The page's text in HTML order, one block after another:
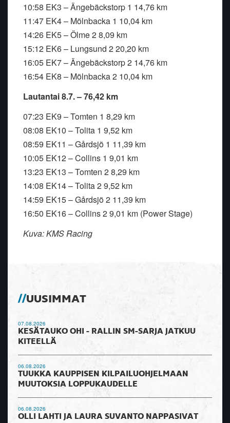
10:58 EK3 – Ängebäckstorp 1 14,76 km
11:47 EK4 – Mölnbacka 1 10,04 km
14:26 EK5 – Ölme 2 8,09 km
15:12 EK6 – Lungsund 2 20,20 km
16:05 EK7 – Ängebäckstorp 2 14,76 km
16:54 EK8 – Mölnbacka 2 10,04 km
Lautantai 8.7. – 76,42 km
07:23 EK9 – Tomten 1 8,29 km
08:08 EK10 – Tolita 1 9,52 km
08:59 EK11 – Gårdsjö 1 11,39 km
10:05 EK12 – Collins 1 9,01 km
13:23 EK13 – Tomten 2 8,29 km
14:08 EK14 – Tolita 2 9,52 km
14:59 EK15 – Gårdsjö 2 11,39 km
16:50 EK16 – Collins 2 9,01 km (Power Stage)
Kuva: KMS Racing
UUSIMMAT
07.08.2026
KESÄTAUKO OHI - RALLIN SM-SARJA JATKUU
KITEELLÄ
06.08.2026
TUUKKA KAUPPISEN KILPAILUOHJELMAAN
MUUTOKSIA LOPPUKAUDELLE
06.08.2026
OLLI LAHTI JA LAURA SUVANTO NAPPASIVAT